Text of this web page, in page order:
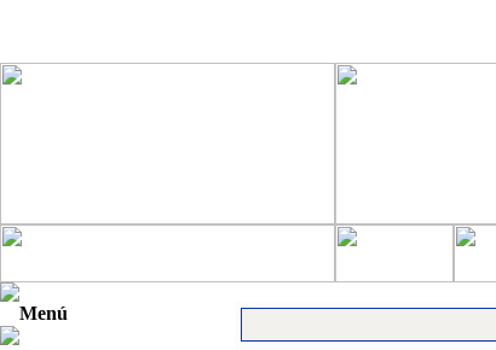
Menú